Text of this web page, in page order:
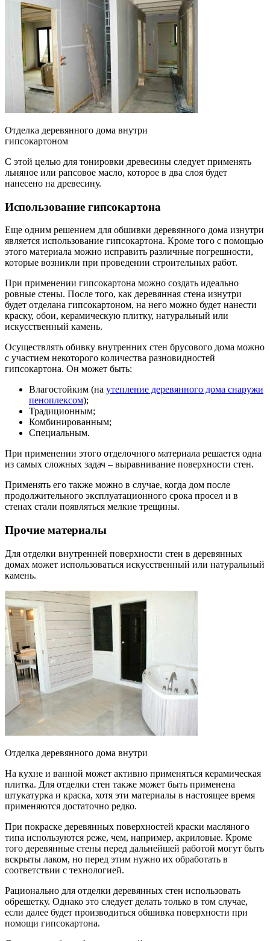
Отделка деревянного дома внутри
гипсокартоном
С этой целью для тонировки древесины следует применять
льняное или рапсовое масло, которое в два слоя будет
нанесено на древесину.
Использование гипсокартона
Еще одним решением для обшивки деревянного дома изнутри
является использование гипсокартона. Кроме того с помощью
этого материала можно исправить различные погрешности,
которые возникли при проведении строительных работ.
При применении гипсокартона можно создать идеально
ровные стены. После того, как деревянная стена изнутри
будет отделана гипсокартоном, на него можно будет нанести
краску, обои, керамическую плитку, натуральный или
искусственный камень.
Осуществлять обивку внутренних стен брусового дома можно
с участием некоторого количества разновидностей
гипсокартона. Он может быть:
Влагостойким (на утепление деревянного дома снаружи
пеноплексом);
Традиционным;
Комбинированным;
Специальным.
При применении этого отделочного материала решается одна
из самых сложных задач – выравнивание поверхности стен.
Применять его также можно в случае, когда дом после
продолжительного эксплуатационного срока просел и в
стенах стали появляться мелкие трещины.
Прочие материалы
Для отделки внутренней поверхности стен в деревянных
домах может использоваться искусственный или натуральный
камень.
Отделка деревянного дома внутри
На кухне и ванной может активно применяться керамическая
плитка. Для отделки стен также может быть применена
штукатурка и краска, хотя эти материалы в настоящее время
применяются достаточно редко.
При покраске деревянных поверхностей краски масляного
типа используются реже, чем, например, акриловые. Кроме
того деревянные стены перед дальнейшей работой могут быть
вскрыты лаком, но перед этим нужно их обработать в
соответствии с технологией.
Рационально для отделки деревянных стен использовать
обрешетку. Однако это следует делать только в том случае,
если далее будет производиться обшивка поверхности при
помощи гипсокартона.